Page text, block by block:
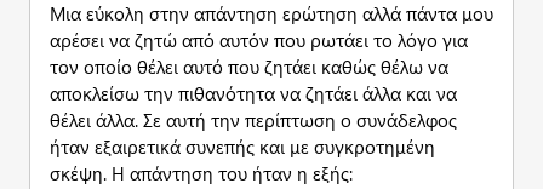
Μια εύκολη στην απάντηση ερώτηση αλλά πάντα μου
αρέσει να ζητώ από αυτόν που ρωτάει το λόγο για
τον οποίο θέλει αυτό που ζητάει καθώς θέλω να
αποκλείσω την πιθανότητα να ζητάει άλλα και να
θέλει άλλα. Σε αυτή την περίπτωση ο συνάδελφος
ήταν εξαιρετικά συνεπής και με συγκροτημένη
σκέψη. Η απάντηση του ήταν η εξής: